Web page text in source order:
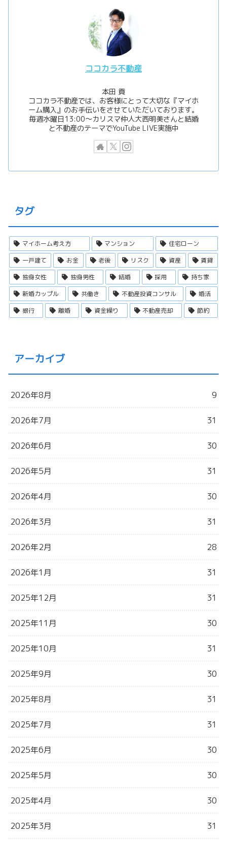
ココカラ不動産
本田 貢
ココカラ不動産では、お客様にとって大切な『マイホ
ーム購入』のお手伝いをさせていただいております。
毎週水曜日13:00〜カリスマ仲人大西明美さんと結婚
と不動産のテーマでYouTube LIVE実施中
タグ
マイホーム考え方 マンション
住宅ローン
一戸建て
お金 老後 リスク 資産
賃貸
独身女性
独身男性 結婚 採用
持ち家
新婚カップル
共働き 不動産投資コンサル
婚活
銀行
離婚 資金繰り 不動産売却 節約
アーカイブ
2026年8月 9
2026年7月 31
2026年6月 30
2026年5月 31
2026年4月 30
2026年3月 31
2026年2月 28
2026年1月 31
2025年12月 31
2025年11月 30
2025年10月 31
2025年9月 30
2025年8月 31
2025年7月 31
2025年6月 30
2025年5月 30
2025年4月 30
2025年3月 31